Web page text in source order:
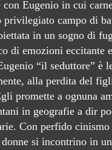
con Eugenio in cui
privilegiato campo di
in un sogno di
di emozioni eccitante
“il seduttore” è
alla perdita del
promette a ognuna
in geografie a dir
Con perfido
si incontrino in